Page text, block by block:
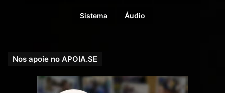
Sistema Áudio
Nos apoie no APOIA.SE